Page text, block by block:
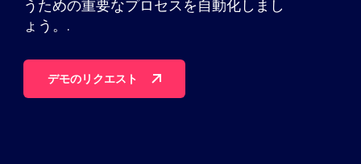
について
パートナー
うための重要なプロセスを自動化しまし
ょう。.
デモのリクエスト